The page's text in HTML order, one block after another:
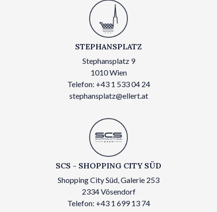
STEPHANSPLATZ
Stephansplatz 9
1010 Wien
Telefon: +43 1 533 04 24
stephansplatz@ellert.at
SCS - SHOPPING CITY SÜD
Shopping City Süd, Galerie 253
2334 Vösendorf
Telefon: +43 1 699 13 74